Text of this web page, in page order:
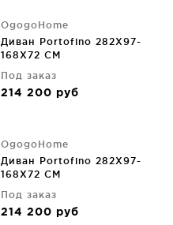
OgogoHome
Диван Portofino 282X97-
168X72 CM
Под заказ
214 200 руб
OgogoHome
Диван Portofino 282X97-
168X72 CM
Под заказ
214 200 руб